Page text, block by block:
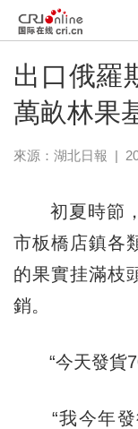
出口俄羅
萬畝林果
來源： 湖北日報 |
初夏時節，
市板橋店鎮各
的果實挂滿枝
銷。
“今天發貨70
“我今年發